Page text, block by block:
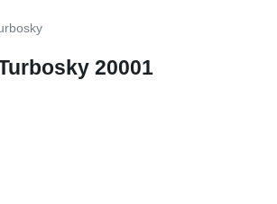
20001